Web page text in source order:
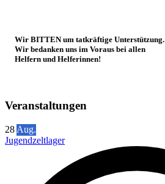
Wir BITTEN um tatkräftige Unterstützung.
Wir bedanken uns im Voraus bei allen
Helfern und Helferinnen!
Veranstaltungen
28 Aug.
Jugendzeltlager